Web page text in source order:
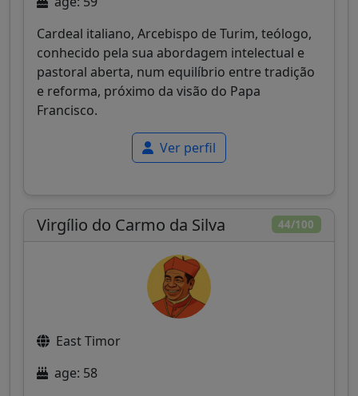
Cardeal italiano, Arcebispo de Turim, teólogo,
conhecido pela sua abordagem intelectual e
pastoral aberta, num equilíbrio entre tradição
e reforma, próximo da visão do Papa
Francisco.
Ver perfil
44/100
Virgílio do Carmo da Silva
East Timor
age: 58